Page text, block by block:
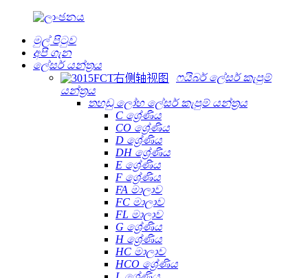
මුල් පිටුව
අපි ගැන
ලේසර් යන්ත්‍රය
ෆයිබර් ලේසර් කැපුම්
යන්ත්‍රය
තහඩු ලෝහ ලේසර් කැපුම් යන්ත්‍රය
C ශ්‍රේණිය
CO ශ්‍රේණිය
D ශ්‍රේණිය
DH ශ්‍රේණිය
E ශ්‍රේණිය
F ශ්‍රේණිය
FA මාලාව
FC මාලාව
FL මාලාව
G ශ්‍රේණිය
H ශ්‍රේණිය
HC මාලාව
HCO ශ්‍රේණිය